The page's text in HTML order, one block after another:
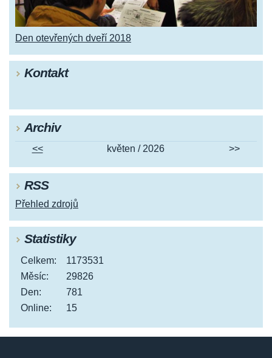
Den otevřených dveří 2018
Kontakt
Archiv
<< květen / 2026 >>
RSS
Přehled zdrojů
Statistiky
Online: 15
Celkem:
1173531
Měsíc:
29826
Den:
781